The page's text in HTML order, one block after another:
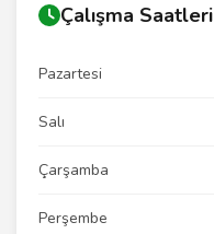
Çalışma Saatleri
Pazartesi
Salı
Çarşamba
Perşembe